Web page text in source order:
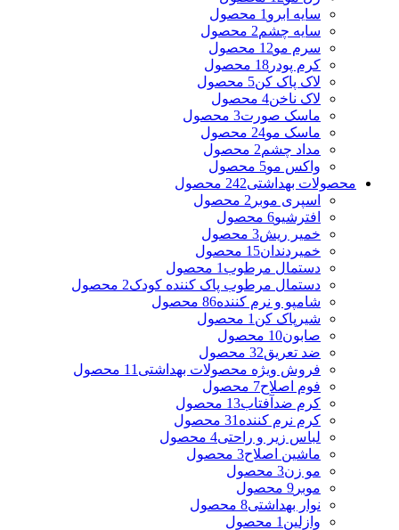
سایه ابرو 1 محصول
سایه چشم2 محصول
سرم مو12 محصول
کرم پودر 18 محصول
لاک پاک کن5 محصول
لاک ناخن4 محصول
ماسک صورت3 محصول
ماسک مو24 محصول
مداد چشم2 محصول
واکس مو5 محصول
محصولات بهداشتی242 محصول
اسپری موبر 2 محصول
افترشیو6 محصول
خمیر ریش3 محصول
خمیردندان15 محصول
دستمال مرطوب 1 محصول
دستمال مرطوب پاک کننده کودک2 محصول
شامپو و نرم کننده86 محصول
شیرپاک کن 1 محصول
صابون10 محصول
ضد تعریق32 محصول
فروش ویژه محصولات بهداشتی 11 محصول
فوم اصلاح7 محصول
کرم ضدآفتاب13 محصول
کرم نرم کننده 31 محصول
لباس زیر و راحتی4 محصول
ماشین اصلاح3 محصول
مو زن3 محصول
موبر 9 محصول
نوار بهداشتی8 محصول
وازلین 1 محصول